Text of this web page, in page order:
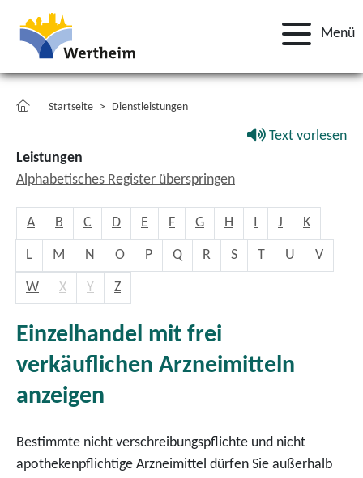
Menü
Startseite Dienstleistungen
Text vorlesen
Leistungen
Alphabetisches Register überspringen
A B C D E F G H I J K
L M N O P Q R S T U V
W X Y Z
Einzelhandel mit frei
verkäuflichen Arzneimitteln
anzeigen
Bestimmte nicht verschreibungspflichte und nicht
apothekenpflichtige Arzneimittel dürfen Sie außerhalb